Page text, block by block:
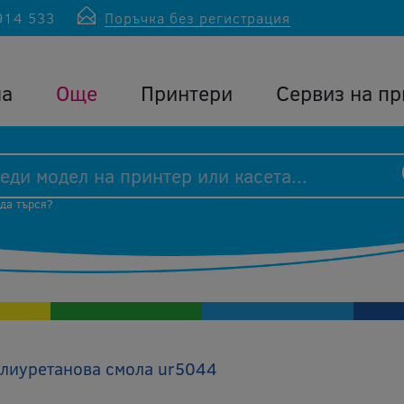
533 Поръчка без регистрация
Още Принтери Сервиз на
търся?
смола ur5044